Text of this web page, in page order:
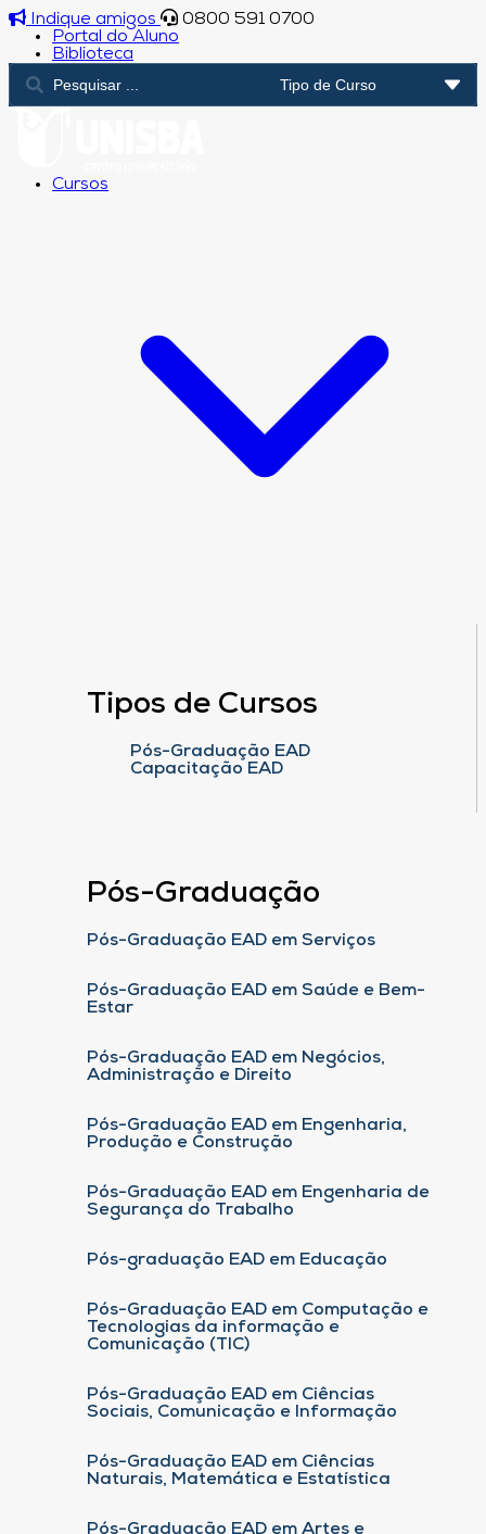
Indique amigos
0800 591 0700
Portal do Aluno
Biblioteca
Cursos
Tipos de Cursos
Pós-Graduação EAD
Capacitação EAD
Pós-Graduação
Pós-Graduação EAD em Serviços
Pós-Graduação EAD em Saúde e Bem-
Estar
Pós-Graduação EAD em Negócios,
Administração e Direito
Pós-Graduação EAD em Engenharia,
Produção e Construção
Pós-Graduação EAD em Engenharia de
Segurança do Trabalho
Pós-graduação EAD em Educação
Pós-Graduação EAD em Computação e
Tecnologias da informação e
Comunicação (TIC)
Pós-Graduação EAD em Ciências
Sociais, Comunicação e Informação
Pós-Graduação EAD em Ciências
Naturais, Matemática e Estatística
Pós-Graduação EAD em Artes e